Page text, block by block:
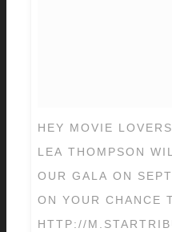
HEY MOVIE
LEA THOMPSON
OUR GALA ON
ON YOUR CHANCE
HTTP://